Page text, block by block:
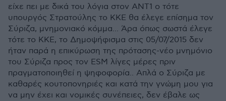
είχε πει με δικά του λόγια στον ANT1 o τότε
υπουργός Στρατούλης το ΚΚΕ θα έλεγε επίσημα τον
Σύριζα, μνημονιακό κόμμα... Άρα όπως σωστά έλεγε
τότε το ΚΚΕ, το Δημοψήφισμα στις 05/07/2015 δεν
ήταν παρά η επικύρωση της πρότασης-νέο μνημόνιο
του Σύριζα προς τον ESM λίγες μέρες πριν
πραγματοποιηθεί η ψηφοφορία.. Απλά ο Σύριζα με
καθαρές κουτοπονηριές και κατά την γνώμη μου για
να μην έχει και νομικές συνέπειες, δεν έβαλε ως